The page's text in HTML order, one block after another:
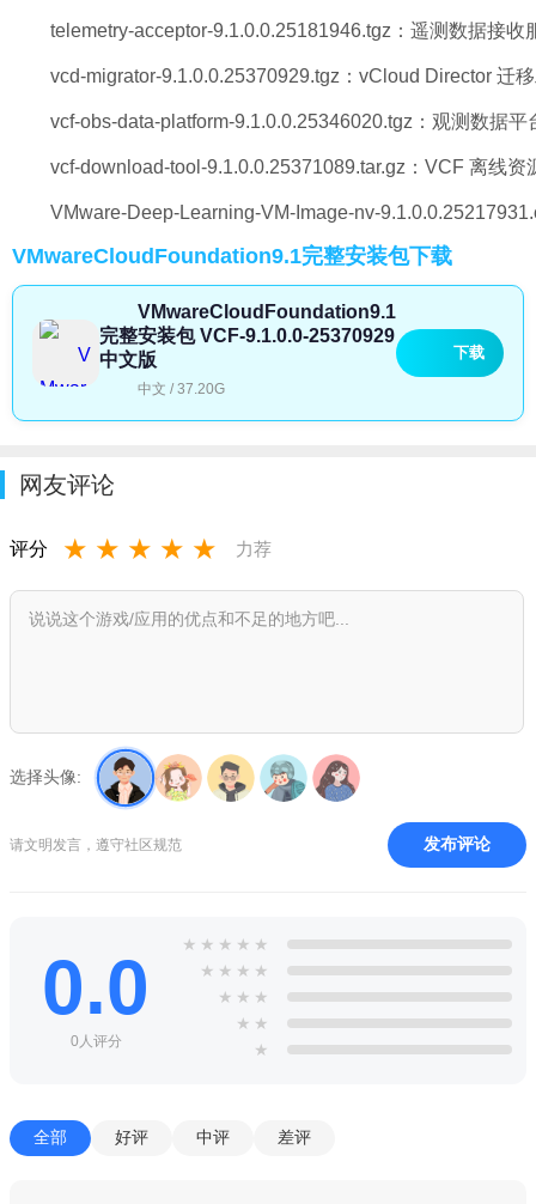
telemetry-acceptor-9.1.0.0.25181946.tgz：遥测数据接收
vcd-migrator-9.1.0.0.25370929.tgz：vCloud Director 迁
vcf-obs-data-platform-9.1.0.0.25346020.tgz：观测数据平
vcf-download-tool-9.1.0.0.25371089.tar.gz：VCF 离线资
VMware-Deep-Learning-VM-Image-nv-
VMwareCloudFoundation9.1完整安装包下载
VMwareCloudFoundation9.1
完整安装包 VCF-9.1.0.0-25370929
中文版
中文 / 37.20G
下载
网友评论
评分 ★ ★ ★ ★ ★ 力荐
选择头像:
请文明发言，遵守社区规范 发布评论
0.0
0人评分
★ ★ ★ ★ ★
★ ★ ★ ★
★ ★ ★
★ ★
★
全部 好评 中评 差评